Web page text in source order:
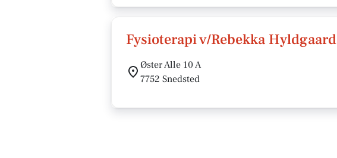
Fysioterapi v/Rebekka Hyldgaard
Øster Alle 10 A
7752 Snedsted